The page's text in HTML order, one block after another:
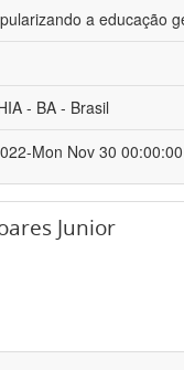
a educação
- BA - Brasil
Mon Nov 30
Junior